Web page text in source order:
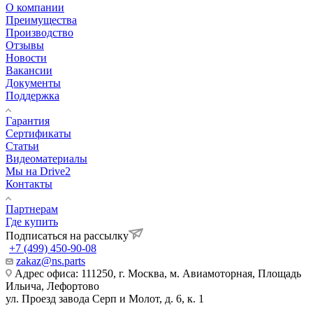
О компании
Преимущества
Производство
Отзывы
Новости
Вакансии
Документы
Поддержка
Гарантия
Сертификаты
Статьи
Видеоматериалы
Мы на Drive2
Контакты
Партнерам
Где купить
Подписаться на рассылку
+7 (499) 450-90-08
zakaz@ns.parts
Адрес офиса: 111250, г. Москва, м. Авиамоторная, Площадь
Ильича, Лефортово
ул. Проезд завода Серп и Молот, д. 6, к. 1